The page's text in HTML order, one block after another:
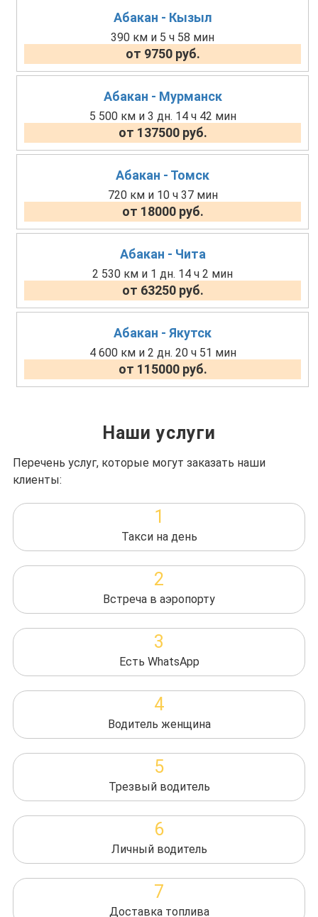
Абакан - Кызыл
390 км и 5 ч 58 мин
от 9750 руб.
Абакан - Мурманск
5 500 км и 3 дн. 14 ч 42 мин
от 137500 руб.
Абакан - Томск
720 км и 10 ч 37 мин
от 18000 руб.
Абакан - Чита
2 530 км и 1 дн. 14 ч 2 мин
от 63250 руб.
Абакан - Якутск
4 600 км и 2 дн. 20 ч 51 мин
от 115000 руб.
Наши услуги
Перечень услуг, которые могут заказать наши
клиенты:
1
Такси на день
2
Встреча в аэропорту
3
Есть WhatsApp
4
Водитель женщина
5
Трезвый водитель
6
Личный водитель
7
Доставка топлива